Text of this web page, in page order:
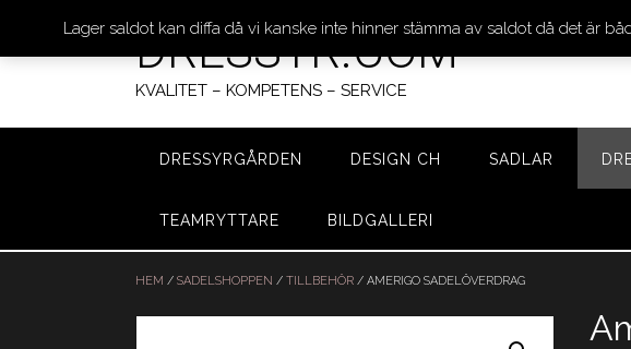
Hoppa
DRESSYR.COM
KVALITET – KOMPETENS – SERVICE
DRESSYRGÅRDEN DESIGN CH SADLAR
TEAMRYTTARE BILDGALLERI
HEM / SADELSHOPPEN / TILLBEHÖR / AMERIGO SADELÖVERDRAG
Lager saldot kan diffa då vi kanske inte hinner stämma av saldot då det är